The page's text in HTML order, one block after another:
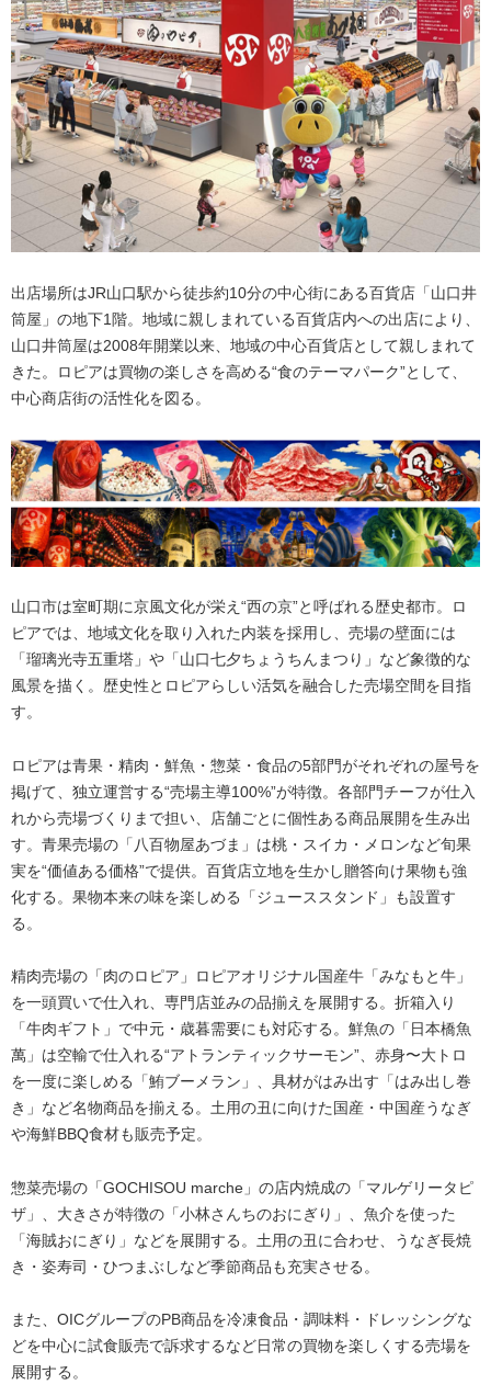
出店場所はJR山口駅から徒歩約10分の中心街にある百貨店「山口井
筒屋」の地下1階。地域に親しまれている百貨店内への出店により、
山口井筒屋は2008年開業以来、地域の中心百貨店として親しまれて
きた。ロピアは買物の楽しさを高める“食のテーマパーク”として、
中心商店街の活性化を図る。
山口市は室町期に京風文化が栄え“西の京”と呼ばれる歴史都市。ロ
ピアでは、地域文化を取り入れた内装を採用し、売場の壁面には
「瑠璃光寺五重塔」や「山口七夕ちょうちんまつり」など象徴的な
風景を描く。歴史性とロピアらしい活気を融合した売場空間を目指
す。
ロピアは青果・精肉・鮮魚・惣菜・食品の5部門がそれぞれの屋号を
掲げて、独立運営する“売場主導100%”が特徴。各部門チーフが仕入
れから売場づくりまで担い、店舗ごとに個性ある商品展開を生み出
す。青果売場の「八百物屋あづま」は桃・スイカ・メロンなど旬果
実を“価値ある価格”で提供。百貨店立地を生かし贈答向け果物も強
化する。果物本来の味を楽しめる「ジューススタンド」も設置す
る。
精肉売場の「肉のロピア」ロピアオリジナル国産牛「みなもと牛」
を一頭買いで仕入れ、専門店並みの品揃えを展開する。折箱入り
「牛肉ギフト」で中元・歳暮需要にも対応する。鮮魚の「日本橋魚
萬」は空輸で仕入れる“アトランティックサーモン”、赤身〜大トロ
を一度に楽しめる「鮪ブーメラン」、具材がはみ出す「はみ出し巻
き」など名物商品を揃える。土用の丑に向けた国産・中国産うなぎ
や海鮮BBQ食材も販売予定。
惣菜売場の「GOCHISOU marche」の店内焼成の「マルゲリータピ
ザ」、大きさが特徴の「小林さんちのおにぎり」、魚介を使った
「海賊おにぎり」などを展開する。土用の丑に合わせ、うなぎ長焼
き・姿寿司・ひつまぶしなど季節商品も充実させる。
また、OICグループのPB商品を冷凍食品・調味料・ドレッシングな
どを中心に試食販売で訴求するなど日常の買物を楽しくする売場を
展開する。